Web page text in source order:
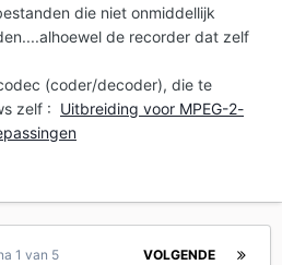
die niet onmiddellijk
de recorder dat zelf
(coder/decoder), die te
zelf : Uitbreiding voor MPEG-2-
VOLGENDE
1 van 5